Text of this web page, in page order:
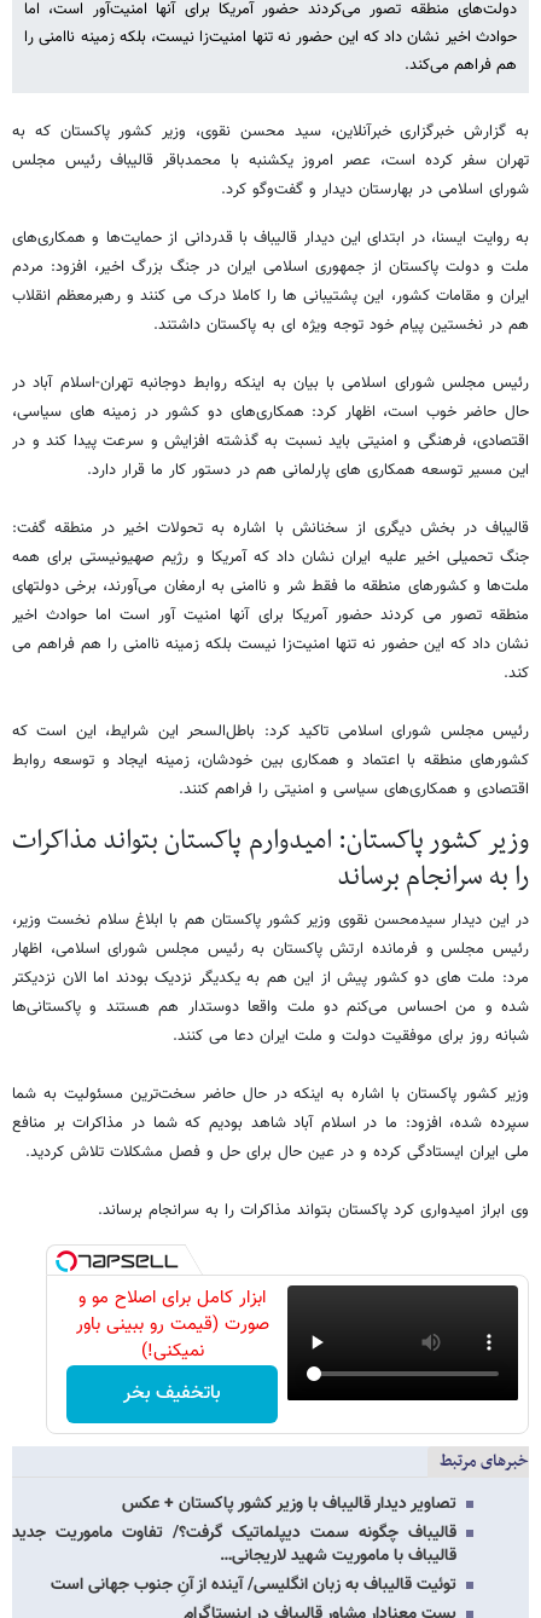
دولت‌های منطقه تصور می‌کردند حضور آمریکا برای آنها امنیت‌آور است، اما
حوادث اخیر نشان داد که این حضور نه تنها امنیت‌زا نیست، بلکه زمینه ناامنی را
هم فراهم می‌کند.
به گزارش خبرگزاری خبرآنلاین، سید محسن نقوی، وزیر کشور پاکستان که به
تهران سفر کرده است، عصر امروز یکشنبه با محمدباقر قالیباف رئیس مجلس
شورای اسلامی در بهارستان دیدار و گفت‌وگو کرد.
به روایت ایسنا، در ابتدای این دیدار قالیباف با قدردانی از حمایت‌ها و همکاری‌های
ملت و دولت پاکستان از جمهوری اسلامی ایران در جنگ بزرگ اخیر، افزود: مردم
ایران و مقامات کشور، این پشتیبانی ها را کاملا درک می کنند و رهبرمعظم انقلاب
هم در نخستین پیام خود توجه ویژه ای به پاکستان داشتند.
رئیس مجلس شورای اسلامی با بیان به اینکه روابط دوجانبه تهران-اسلام آباد در
حال حاضر خوب است، اظهار کرد: همکاری‌های دو کشور در زمینه های سیاسی،
اقتصادی، فرهنگی و امنیتی باید نسبت به گذشته افزایش و سرعت پیدا کند و در
این مسیر توسعه همکاری های پارلمانی هم در دستور کار ما قرار دارد.
قالیباف در بخش دیگری از سخنانش با اشاره به تحولات اخیر در منطقه گفت:
جنگ تحمیلی اخیر علیه ایران نشان داد که آمریکا و رژیم صهیونیستی برای همه
ملت‌ها و کشورهای منطقه ما فقط شر و ناامنی به ارمغان می‌آورند، برخی دولتهای
منطقه تصور می کردند حضور آمریکا برای آنها امنیت آور است اما حوادث اخیر
نشان داد که این حضور نه تنها امنیت‌زا نیست بلکه زمینه ناامنی را هم فراهم می
کند.
رئیس مجلس شورای اسلامی تاکید کرد: باطل‌السحر این شرایط، این است که
کشورهای منطقه با اعتماد و همکاری بین خودشان، زمینه ایجاد و توسعه روابط
اقتصادی و همکاری‌های سیاسی و امنیتی را فراهم کنند.
وزیر کشور پاکستان: امیدوارم پاکستان بتواند مذاکرات
را به سرانجام برساند
در این دیدار سیدمحسن نقوی وزیر کشور پاکستان هم با ابلاغ سلام نخست وزیر،
رئیس مجلس و فرمانده ارتش پاکستان به رئیس مجلس شورای اسلامی، اظهار
مرد: ملت های دو کشور پیش از این هم به یکدیگر نزدیک بودند اما الان نزدیکتر
شده و من احساس می‌کنم دو ملت واقعا دوستدار هم هستند و پاکستانی‌ها
شبانه روز برای موفقیت دولت و ملت ایران دعا می کنند.
وزیر کشور پاکستان با اشاره به اینکه در حال حاضر سخت‌ترین مسئولیت به شما
سپرده شده، افزود: ما در اسلام آباد شاهد بودیم که شما در مذاکرات بر منافع
ملی ایران ایستادگی کرده و در عین حال برای حل و فصل مشکلات تلاش کردید.
وی ابراز امیدواری کرد پاکستان بتواند مذاکرات را به سرانجام برساند.
ابزار کامل برای اصلاح مو و
صورت (قیمت رو ببینی باور
نمیکنی!)
باتخفیف بخر
خبرهای مرتبط
تصاویر دیدار قالیباف با وزیر کشور پاکستان + عکس
قالیباف چگونه سمت دیپلماتیک گرفت؟/ تفاوت ماموریت جدید
قالیباف با ماموریت شهید لاریجانی…
توئیت قالیباف به زبان انگلیسی/ آینده از آنِ جنوب جهانی است